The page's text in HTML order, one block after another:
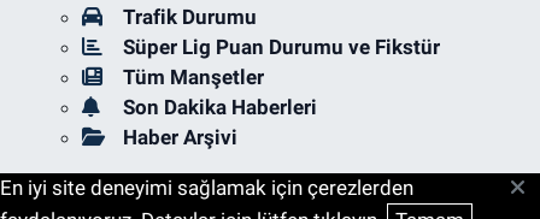
Trafik Durumu
Süper Lig Puan Durumu ve Fikstür
Tüm Manşetler
Son Dakika Haberleri
Haber Arşivi
En iyi site deneyimi sağlamak için çerezlerden